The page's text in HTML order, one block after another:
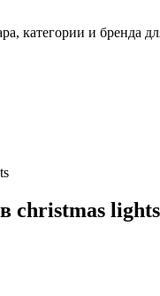
категории и бренда
christmas lights